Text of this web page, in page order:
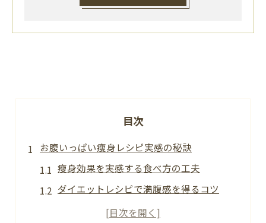
目次
お腹いっぱい瘦身レシピ実感の秘訣
瘦身効果を実感する食べ方の工夫
ダイエットレシピで満腹感を得るコツ
人気の瘦身レシピが愛される理由